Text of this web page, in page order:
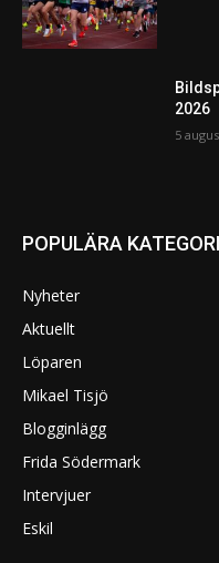
2026
5
POPULÄRA
Nyheter
Aktuellt
Löparen
Mikael Tisjö
Blogginlägg
Frida Södermark
Intervjuer
Eskil